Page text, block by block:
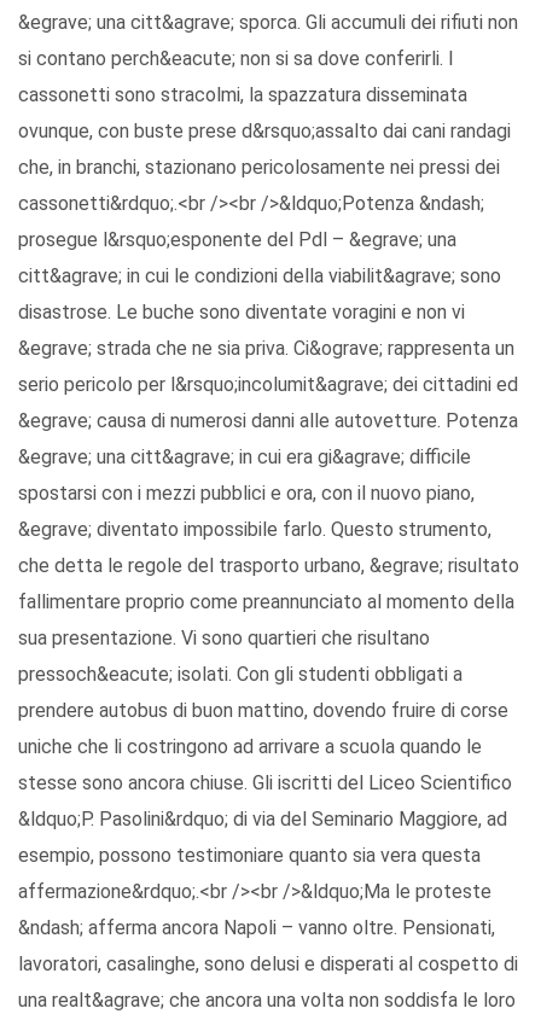
&egrave; una citt&agrave; sporca. Gli accumuli dei rifiuti non
si contano perch&eacute; non si sa dove conferirli. I
cassonetti sono stracolmi, la spazzatura disseminata
ovunque, con buste prese d&rsquo;assalto dai cani randagi
che, in branchi, stazionano pericolosamente nei pressi dei
cassonetti&rdquo;.<br /><br />&ldquo;Potenza &ndash;
prosegue l&rsquo;esponente del Pdl – &egrave; una
citt&agrave; in cui le condizioni della viabilit&agrave; sono
disastrose. Le buche sono diventate voragini e non vi
&egrave; strada che ne sia priva. Ci&ograve; rappresenta un
serio pericolo per l&rsquo;incolumit&agrave; dei cittadini ed
&egrave; causa di numerosi danni alle autovetture. Potenza
&egrave; una citt&agrave; in cui era gi&agrave; difficile
spostarsi con i mezzi pubblici e ora, con il nuovo piano,
&egrave; diventato impossibile farlo. Questo strumento,
che detta le regole del trasporto urbano, &egrave; risultato
fallimentare proprio come preannunciato al momento della
sua presentazione. Vi sono quartieri che risultano
pressoch&eacute; isolati. Con gli studenti obbligati a
prendere autobus di buon mattino, dovendo fruire di corse
uniche che li costringono ad arrivare a scuola quando le
stesse sono ancora chiuse. Gli iscritti del Liceo Scientifico
&ldquo;P. Pasolini&rdquo; di via del Seminario Maggiore, ad
esempio, possono testimoniare quanto sia vera questa
affermazione&rdquo;.<br /><br />&ldquo;Ma le proteste
&ndash; afferma ancora Napoli – vanno oltre. Pensionati,
lavoratori, casalinghe, sono delusi e disperati al cospetto di
una realt&agrave; che ancora una volta non soddisfa le loro